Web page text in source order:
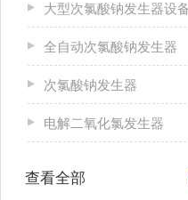
大型次氯酸钠发生器设
全自动次氯酸钠发生器
次氯酸钠发生器
电解二氧化氯发生器
查看全部